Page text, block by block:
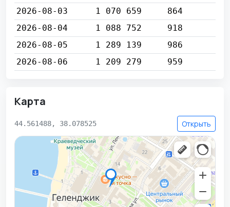
2026-08-03
1 070 659
864
2026-08-04
1 088 752
918
2026-08-05
1 289 139
986
2026-08-06
1 209 279 959
Карта
44.561488, 38.078525 Открыть